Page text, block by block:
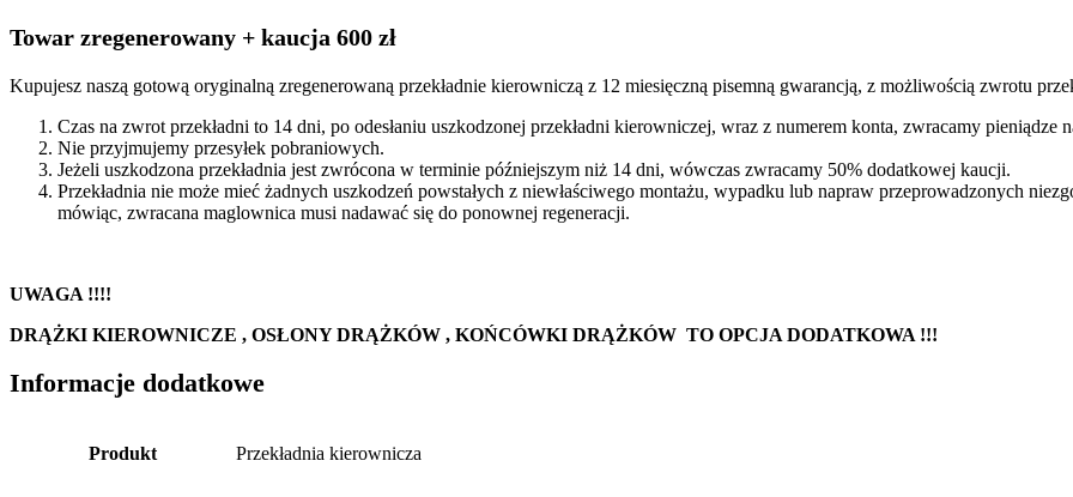
Towar zregenerowany + kaucja 600 zł
Kupujesz naszą gotową oryginalną zregenerowaną przekładnie kierowniczą z 12 miesięczną pisemną gwarancją, z możliwością zwrotu
Czas na zwrot przekładni to 14 dni, po odesłaniu uszkodzonej przekładni kierowniczej, wraz z numerem konta, zwracamy pieniądze
Nie przyjmujemy przesyłek pobraniowych.
Jeżeli uszkodzona przekładnia jest zwrócona w terminie późniejszym niż 14 dni, wówczas zwracamy 50% dodatkowej kaucji.
Przekładnia nie może mieć żadnych uszkodzeń powstałych z niewłaściwego montażu, wypadku lub napraw przeprowadzonych
mówiąc, zwracana maglownica musi nadawać się do ponownej regeneracji.
UWAGA !!!!
DRĄŻKI KIEROWNICZE , OSŁONY DRĄŻKÓW , KOŃCÓWKI DRĄŻKÓW TO OPCJA DODATKOWA !!!
Informacje dodatkowe
Produkt Przekładnia kierownicza